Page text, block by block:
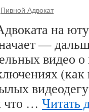
Пивной Адвокат
на
—
видео
что … Читать